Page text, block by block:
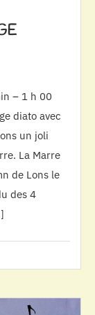
– 1 h 00
diato avec
un joli
La Marre
de Lons le
des 4